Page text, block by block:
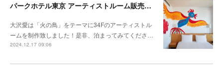
パークホテル東京 アーティストルーム販売開始
大沢愛は「火の鳥」をテーマに34Fのアーティストル
ームを制作致しました！是非、泊まってみてくださ…
2024.12.17 09:06